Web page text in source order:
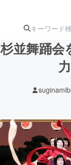
ターン
アー
テクノ
杉並舞踊会